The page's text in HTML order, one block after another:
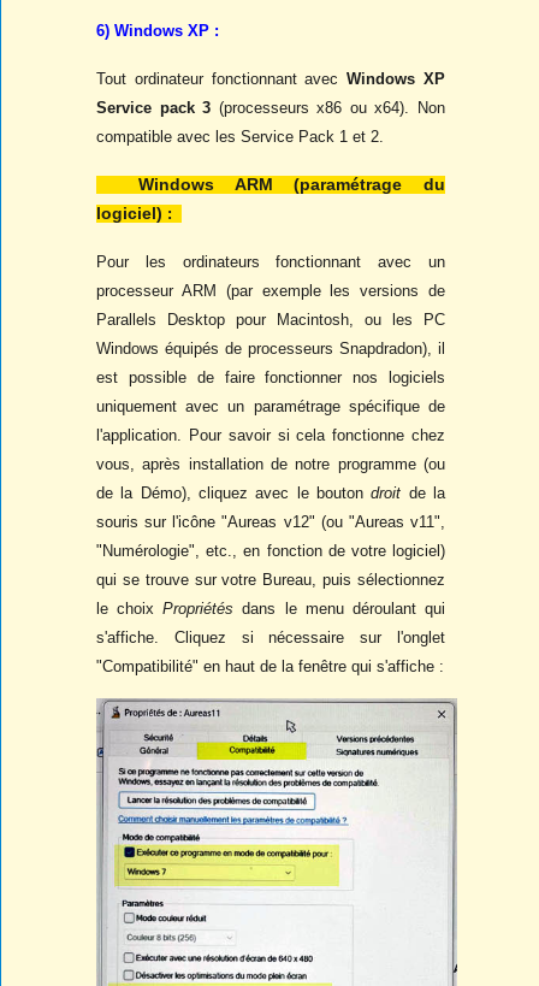
6) Windows XP :
Tout ordinateur fonctionnant avecWindows XP
Service pack 3 (processeurs x86 ou x64). Non
compatible avec les Service Pack 1 et 2.
Windows ARM (paramétrage du
logiciel) :
Pour les ordinateurs fonctionnant avec un
processeur ARM (par exemple les versions de
Parallels Desktop pour Macintosh, ou les PC
Windows équipés de processeurs Snapdradon), il
est possible de faire fonctionner nos logiciels
uniquement avec un paramétrage spécifique de
l'application. Pour savoir si cela fonctionne chez
vous, après installation de notre programme (ou
de la Démo), cliquez avec le boutondroit de la
souris sur l'icône "Aureas v12" (ou "Aureas v11",
"Numérologie", etc., en fonction de votre logiciel)
qui se trouve sur votre Bureau, puis sélectionnez
le choixPropriétés dans le menu déroulant qui
s'affiche. Cliquez si nécessaire sur l'onglet
"Compatibilité" en haut de la fenêtre qui s'affiche :